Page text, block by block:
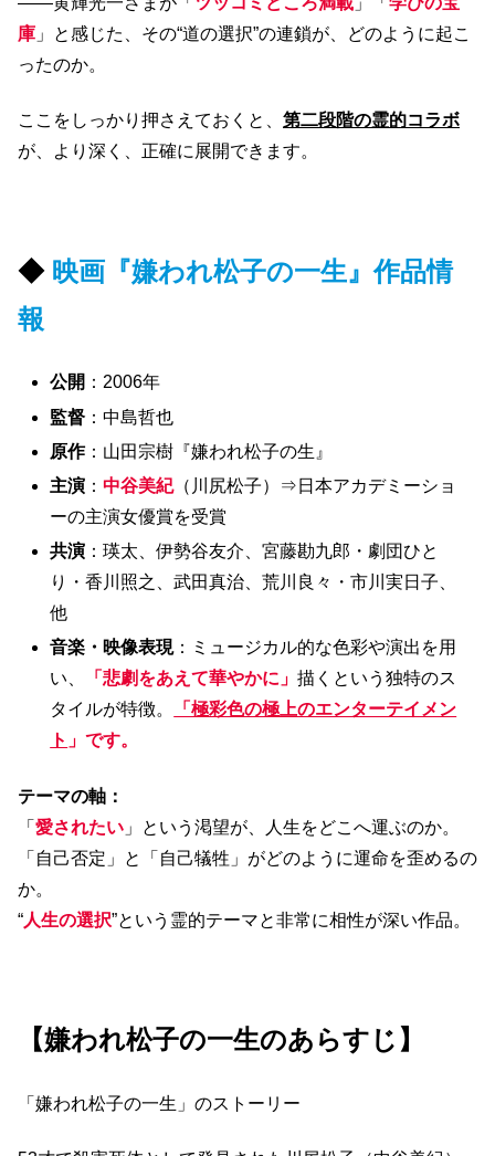
庫 」と感じた、その“道の選択”の連鎖が、どのように起こ
ったのか。
ここをしっかり押さえておくと、 第二段階の霊的コラボ
が、より深く、正確に展開できます。
◆ 映画『嫌われ松子の一生』作品情
報
公開 ：2006年
監督 ：中島哲也
原作：山田宗樹『嫌われ松子の生』
主演 ：中谷美紀（川尻松子）⇒日本アカデミーショ
ーの主演女優賞を受賞
共演 ：瑛太、伊勢谷友介、宮藤勘九郎・劇団ひと
り・香川照之、武田真治、荒川良々・市川実日子、
他
音楽・映像表現：ミュージカル的な色彩や演出を用
い、
「悲劇をあえて華やかに」描くという独特のス
タイルが特徴。
「極彩色の極上のエンターテイメン
ト 」です。
テーマの軸：
「 愛されたい 」という渇望が、人生をどこへ運ぶのか。
「自己否定」と「自己犠牲」がどのように運命を歪めるの
か。
“人生の選択”という霊的テーマと非常に相性が深い作品。
【嫌われ松子の一生のあらすじ】
「嫌われ松子の一生」のストーリー